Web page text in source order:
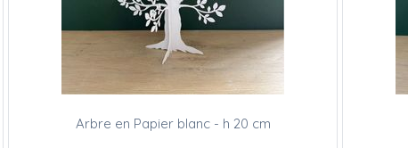
Arbre en Papier blanc - h 20 cm